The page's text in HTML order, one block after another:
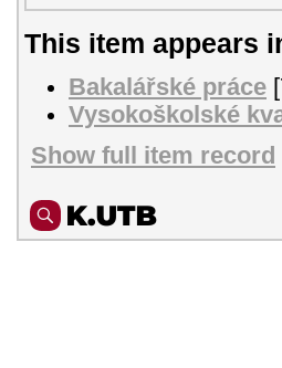
This item appears
Bakalářské práce
Vysokoškolské
Show full item record